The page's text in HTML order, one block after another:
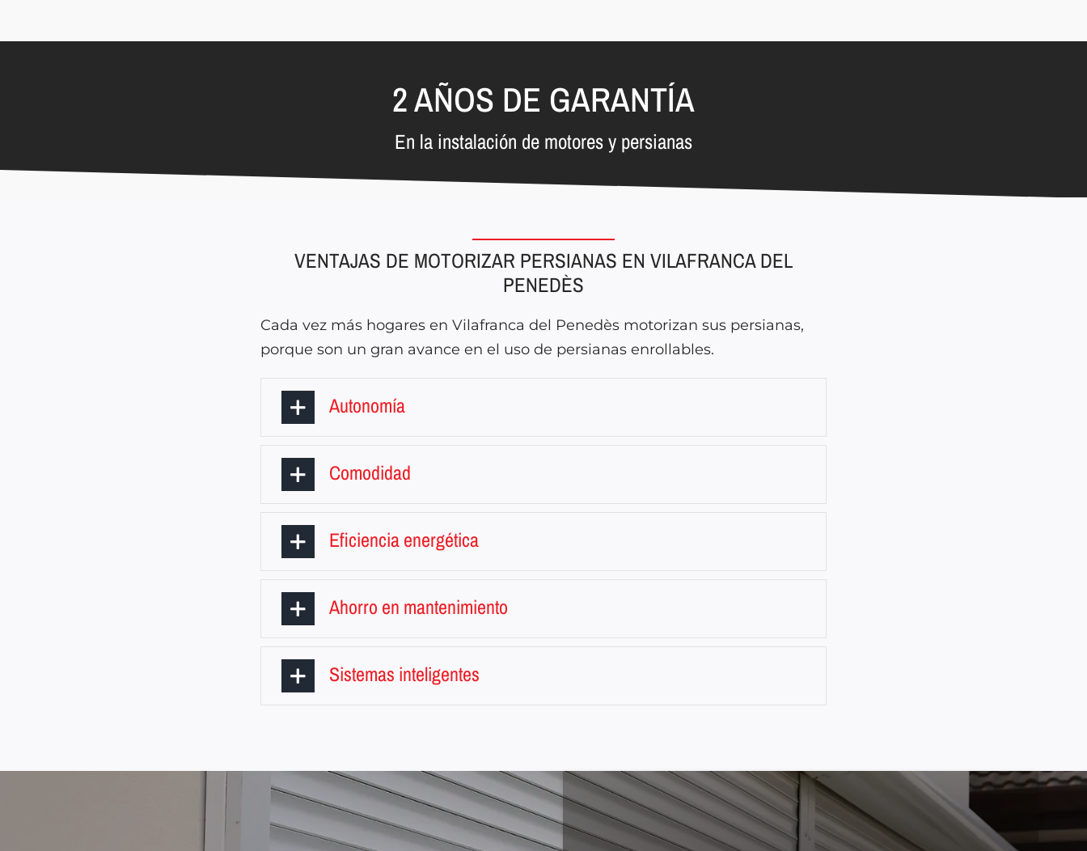
2 AÑOS DE GARANTÍA
En la instalación de motores y persianas
VENTAJAS DE MOTORIZAR PERSIANAS EN VILAFRANCA DEL
PENEDÈS
Cada vez más hogares en Vilafranca del Penedès motorizan sus persianas,
porque son un gran avance en el uso de persianas enrollables.
Autonomía
Comodidad
Eficiencia energética
Ahorro en mantenimiento
Sistemas inteligentes